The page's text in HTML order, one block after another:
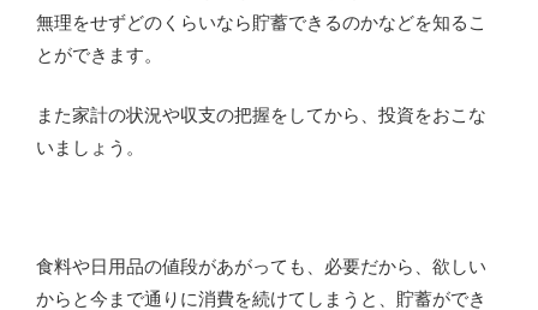
無理をせずどのくらいなら貯蓄できるのかなどを知るこ
とができます。
また家計の状況や収支の把握をしてから、投資をおこな
いましょう。
食料や日用品の値段があがっても、必要だから、欲しい
からと今まで通りに消費を続けてしまうと、貯蓄ができ